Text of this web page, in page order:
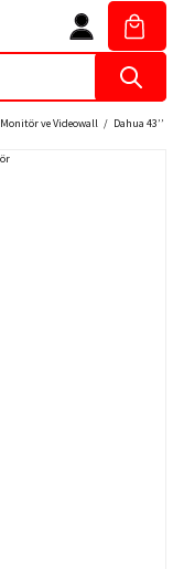
Monitör ve Videowall Dahua 43’’